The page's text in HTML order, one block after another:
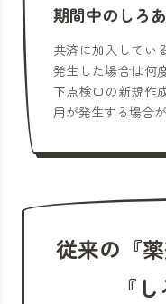
期間中のしろ
共済に加入してい
発生した場合は何
下点検口の新規作
用が発生する場合
従来の『
『